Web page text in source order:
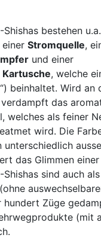
bestehen
einer Stromquelle,
und einer
Kartusche, welche
beinhaltet. Wird an
verdampft das
welches als feiner
wird. Die
das Glimmen
sind auch als
hundert Züge
(mit